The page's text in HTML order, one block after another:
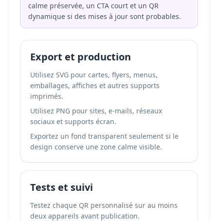
calme préservée, un CTA court et un QR
dynamique si des mises à jour sont probables.
Export et production
Utilisez SVG pour cartes, flyers, menus,
emballages, affiches et autres supports
imprimés.
Utilisez PNG pour sites, e-mails, réseaux
sociaux et supports écran.
Exportez un fond transparent seulement si le
design conserve une zone calme visible.
Tests et suivi
Testez chaque QR personnalisé sur au moins
deux appareils avant publication.